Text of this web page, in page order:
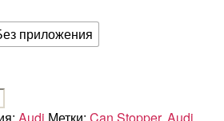
приложения
Audi Метки: Can Stopper, Audi